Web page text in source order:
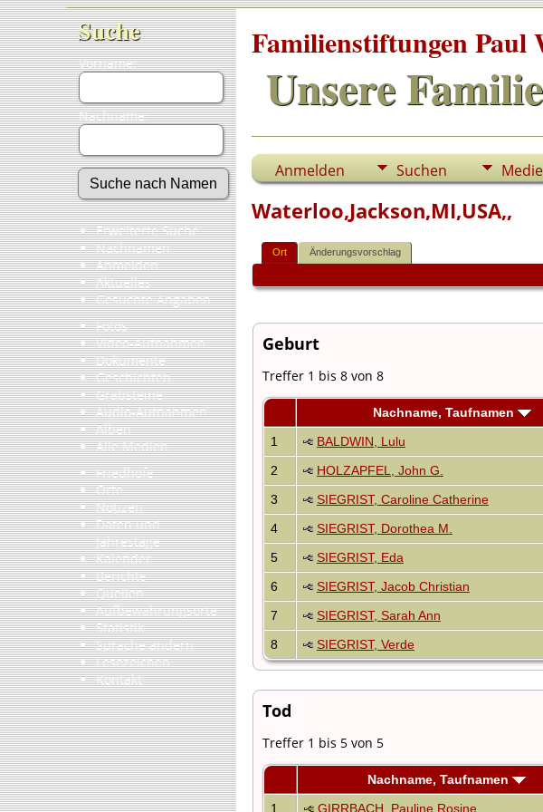
Suche
Vorname:
Nachname:
Erweiterte Suche
Nachnamen
Anmelden
Aktuelles
Gesuchte Angaben
Fotos
Video-Aufnahmen
Dokumente
Geschichten
Grabsteine
Audio-Aufnahmen
Alben
Alle Medien
Friedhöfe
Orte
Notizen
Daten und
Jahrestage
Kalender
Berichte
Quellen
Aufbewahrungsorte
Statistik
Sprache ändern
Lesezeichen
Kontakt
Familienstiftungen
Unsere Familie
Anmelden Suchen
Waterloo,Jackson,MI,USA,,
Ort Änderungsvorschlag
Geburt
Treffer 1 bis 8 von 8
Nachname, Taufnamen
1
BALDWIN, Lulu
2
HOLZAPFEL, John G.
3
SIEGRIST, Caroline Catherine
4
SIEGRIST, Dorothea M.
5
SIEGRIST, Eda
6
SIEGRIST, Jacob Christian
7
SIEGRIST, Sarah Ann
8
SIEGRIST, Verde
Tod
Treffer 1 bis 5 von 5
Nachname, Taufnamen
1
GIRRBACH, Pauline Rosine